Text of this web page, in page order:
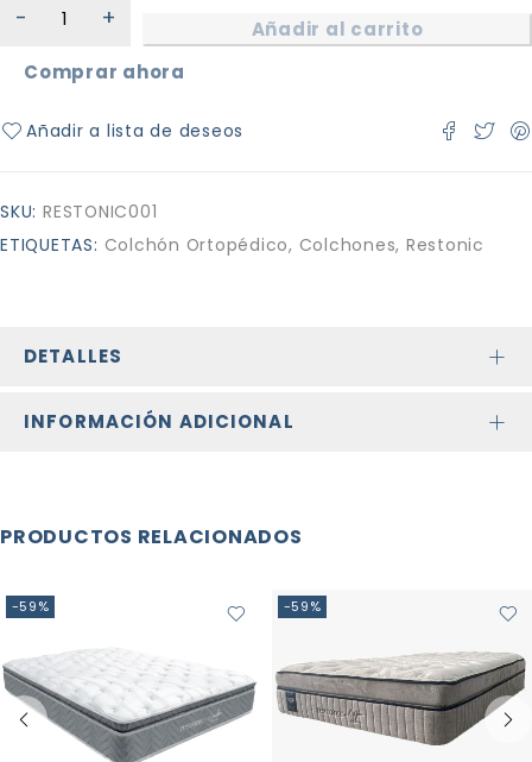
Añadir al carrito
Comprar ahora
SKU: RESTONIC001
ETIQUETAS: Colchón Ortopédico, Colchones, Restonic
DETALLES
INFORMACIÓN ADICIONAL
PRODUCTOS RELACIONADOS
-59% -59%